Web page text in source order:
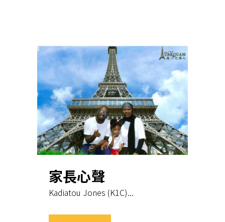
家長心聲
Kadiatou Jones (K1C)...